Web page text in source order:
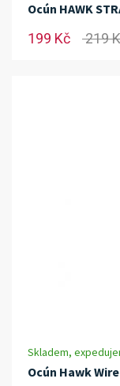
Ocún HAWK
199 Kč 219
Skladem,
Ocún Hawk